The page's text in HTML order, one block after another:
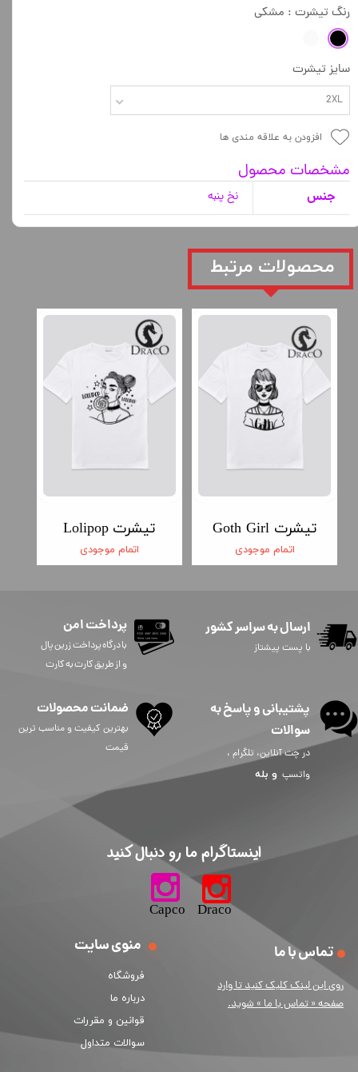
رنگ تیشرت : مشکی
سایز تیشرت
2XL
افزودن به علاقه مندی ها
مشخصات محصول
جنس نخ پنبه
تیشرت Lolipop
اتمام موجودی
تیشرت Goth Girl
اتمام موجودی
​محصولات مرتبط
ارسال به سراسر کشور
با پست پیشتاز
منوی سایت
فروشگاه
درباره ما
قوانین و مقررات
سوالات متداول
تماس با ما
روی این لینک کلیک کنید تا وارد
صفحه « تماس با ما » شوید.
پرداخت امن
​​​​​با درگاه پرداخت زرین پال
و از طریق کارت به کارت
پشتیبانی و پاسخ به
سوالات
در چت آنلاین، تلگرام ،
واتسپ و بله
ضمانت محصولات
بهترین کیفیت و مناسب ترین
قیمت
​اینستاگرام ما رو دنبال کنید​​​​​​​
​​​​​​​​​​​​​​​​​​​​Capco Draco